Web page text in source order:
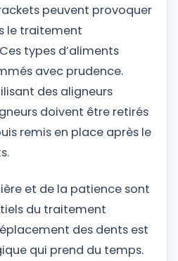
peuvent provoquer
le traitement
types d’aliments
avec prudence.
des aligneurs
doivent être retirés
remis en place après le
et de la patience sont
du traitement
des dents est
qui prend du temps.